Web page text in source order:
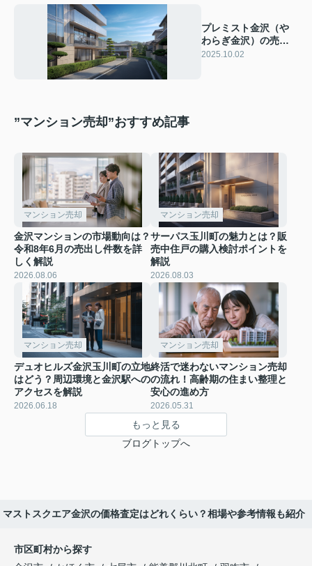
プレミスト金沢（や
わらぎ金沢）の売却
相場は今いくら？査
2025.10.02
”マンション売却”おすすめ記事
マンション売却
金沢マンションの市場動向は？
令和8年6月の売出し件数を詳
しく解説
2026.08.06
マンション売却
サーパス玉川町の魅力とは？販
売中住戸の購入検討ポイントを
解説
2026.08.03
マンション売却
デュオヒルズ金沢玉川町の立地
はどう？周辺環境と金沢駅への
アクセスを解説
2026.06.18
マンション売却
終活で迷わないマンション売却
の流れ！高齢期の住まい整理と
安心の進め方
2026.05.31
もっと見る
ブログトップへ
マストスクエア金沢の価格査定はどれくらい？相場や参考情報も紹介
市区町村から探す